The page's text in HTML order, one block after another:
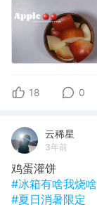
18 0
云稀星
3年前
鸡蛋灌饼
#冰箱有啥我烧啥
#夏日消暑限定